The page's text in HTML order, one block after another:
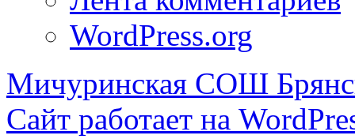
WordPress.org
Мичуринская СОШ
Сайт работает на